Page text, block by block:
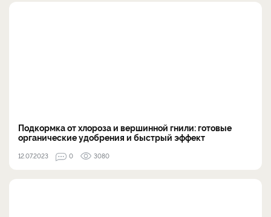
Подкормка от хлороза и вершинной гнили: готовые
органические удобрения и быстрый эффект
12.07.2023 0 3080